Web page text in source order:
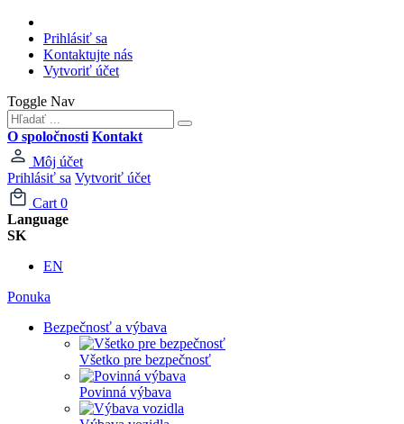
Prihlásiť sa
Kontaktujte nás
Vytvoriť účet
Toggle Nav
O spoločnosti Kontakt
Môj účet
Prihlásiť sa Vytvoriť účet
Cart 0
Language
SK
EN
Ponuka
Bezpečnosť a výbava
Všetko pre bezpečnosť
Povinná výbava